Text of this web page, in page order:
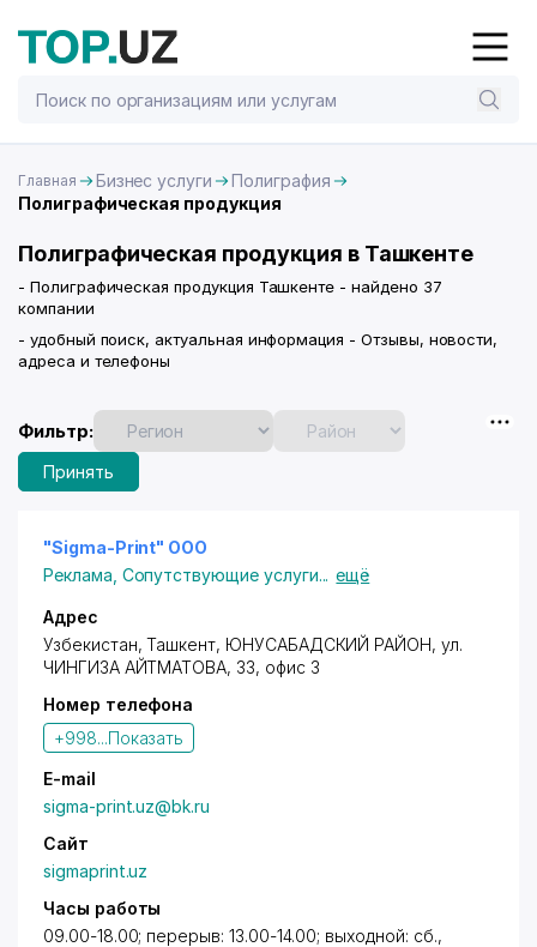
Главная Бизнес услуги
Полиграфия
Полиграфическая продукция
Полиграфическая продукция в Ташкенте
- Полиграфическая продукция Ташкенте - найдено 37
компании
- удобный поиск, актуальная информация - Отзывы, новости,
адреса и телефоны
Фильтр:
Принять
"Sigma-Print" ООО
Реклама Сопутствующие услуги... ещё
Адрес
Узбекистан,Ташкент, ЮНУСАБАДСКИЙ РАЙОН, ул.
ЧИНГИЗА АЙТМАТОВА, 33, офис 3
Номер телефона
+998...Показать
E-mail
sigma-print.uz@bk.ru
Сайт
sigmaprint.uz
Часы работы
09.00-18.00; перерыв: 13.00-14.00; выходной: сб.,